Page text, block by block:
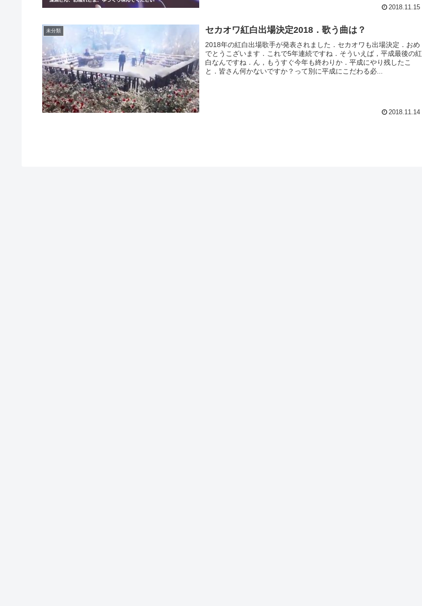
2018.11.15
未分類 セカオワ紅白出場決定2018．歌う曲は？
2018年の紅白出場歌手が発表されました．セカオワも出場決定．おめ
でとうこざいます．これで5年連続ですね．そういえば，平成最後の紅
白なんですね．ん，もうすぐ今年も終わりか．平成にやり残したこ
と．皆さん何かないですか？って別に平成にこだわる必...
2018.11.14